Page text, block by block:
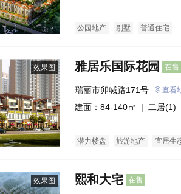
公园地产 别墅 普通住宅
效果图 雅居乐国际花园 在售
瑞丽市卯喊路171号 查看
建面：84-140㎡ | 二居(1)
潜力楼盘 旅游地产 宜居生
效果图 熙和大宅 在售